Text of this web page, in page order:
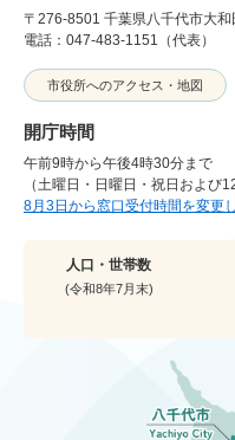
〒276-8501 千葉県八千代市大
電話：047-483-1151（代表）
市役所へのアクセス・地図
開庁時間
午前9時から午後4時30分まで
（土曜日・日曜日・祝日および
8月3日から窓口受付時間を変更
人口・世帯数
(令和8年7月末)